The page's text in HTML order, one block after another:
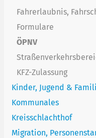
Fahrerlaubnis,
Formulare
ÖPNV
KFZ-Zulassung
Kinder, Jugend &
Kommunales
Kreisschlachthof
Migration,